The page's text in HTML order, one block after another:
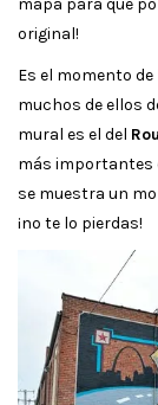
original!
Es el momento
muchos de ellos
mural es el del
más importantes
se muestra un
¡no te lo pierdas!